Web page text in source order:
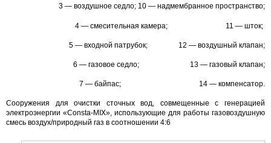
3 — воздушное седло; 10 — надмембранное пространство;
4 — смесительная камера; 11 — шток;
5 — входной патрубок; 12 — воздушный клапан;
6 — газовое седло; 13 — газовый клапан;
7 — байпас; 14 — компенсатор.
Сооружения для очистки сточных вод, совмещенные с генерацией
электроэнергии «Consta-MIX», использующие для работы газовоздушную
смесь воздух/природный газ в соотношении 4:6